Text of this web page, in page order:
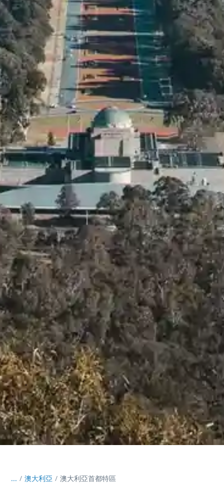
... / 澳大利亞 澳大利亞首都特區